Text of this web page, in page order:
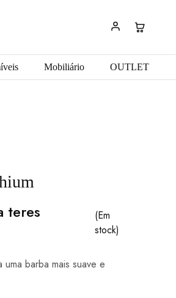
Mobiliário OUTLET
teres
(Em
stock)
barba mais suave e